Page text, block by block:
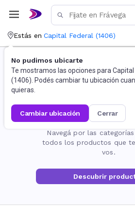
Estás en Capital Federal (1406)
No pudimos ubicarte
Te mostramos las opciones para Capital
(1406). Podés cambiar tu ubicación
quieras.
cambiar ubicación cerrar
La página no
Navegá por las
todos los productos que
vos.
Descubrir